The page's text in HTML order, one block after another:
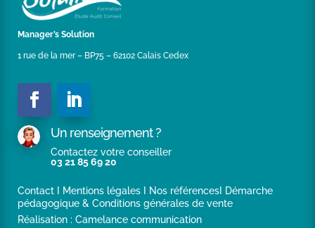
2019),d’une seconde Ville des Hauts de France de plus
de 15 000 habitants (depuis décembre 2019).
Manager’s Solution
1 rue de la mer – BP75 – 62102 Calais Cedex
Un renseignement ?
Contactez votre conseiller
03 21 85 69 20
Contact Mentions légales Nos références
Démarche
pédagogique & Conditions générales de vente
Réalisation : Camelance communication